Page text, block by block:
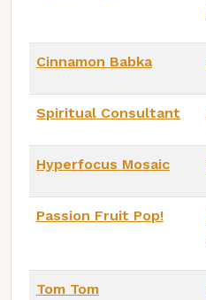
Cinnamon Babka
Spiritual Consultant
Hyperfocus Mosaic
Passion Fruit Pop!
Tom Tom